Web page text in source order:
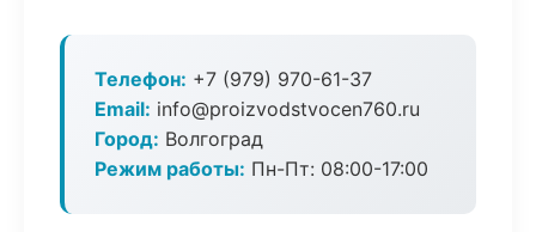
Телефон: +7 (979) 970-61-37
Email: info@proizvodstvocen760.ru
Город: Волгоград
Режим работы: Пн-Пт: 08:00-17:00